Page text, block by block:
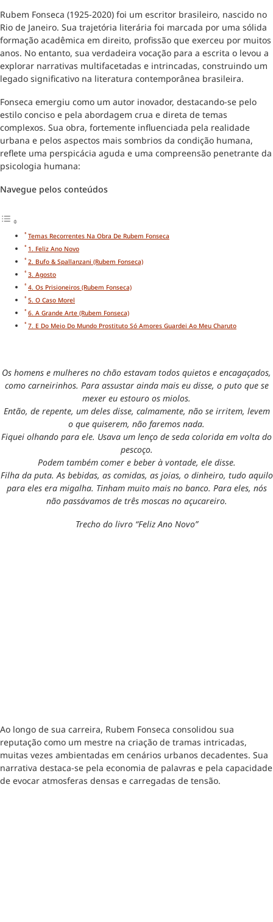
Rubem Fonseca (1925-2020) foi um escritor brasileiro, nascido no
Rio de Janeiro. Sua trajetória literária foi marcada por uma sólida
formação acadêmica em direito, profissão que exerceu por muitos
anos. No entanto, sua verdadeira vocação para a escrita o levou a
explorar narrativas multifacetadas e intrincadas, construindo um
legado significativo na literatura contemporânea brasileira.
Fonseca emergiu como um autor inovador, destacando-se pelo
estilo conciso e pela abordagem crua e direta de temas
complexos. Sua obra, fortemente influenciada pela realidade
urbana e pelos aspectos mais sombrios da condição humana,
reflete uma perspicácia aguda e uma compreensão penetrante da
psicologia humana:
Navegue pelos conteúdos
Temas Recorrentes Na Obra De Rubem Fonseca
1. Feliz Ano Novo
2. Bufo & Spallanzani (Rubem Fonseca)
3. Agosto
4. Os Prisioneiros (Rubem Fonseca)
5. O Caso Morel
6. A Grande Arte (Rubem Fonseca)
7. E Do Meio Do Mundo Prostituto Só Amores Guardei Ao Meu Charuto
Os homens e mulheres no chão estavam todos quietos e encagaçados,
como carneirinhos. Para assustar ainda mais eu disse, o puto que se
mexer eu estouro os miolos.
Então, de repente, um deles disse, calmamente, não se irritem, levem
o que quiserem, não faremos nada.
Fiquei olhando para ele. Usava um lenço de seda colorida em volta do
pescoço.
Podem também comer e beber à vontade, ele disse.
Filha da puta. As bebidas, as comidas, as joias, o dinheiro, tudo aquilo
para eles era migalha. Tinham muito mais no banco. Para eles, nós
não passávamos de três moscas no açucareiro.
Trecho do livro “Feliz Ano Novo”
Ao longo de sua carreira, Rubem Fonseca consolidou sua
reputação como um mestre na criação de tramas intricadas,
muitas vezes ambientadas em cenários urbanos decadentes. Sua
narrativa destaca-se pela economia de palavras e pela capacidade
de evocar atmosferas densas e carregadas de tensão.